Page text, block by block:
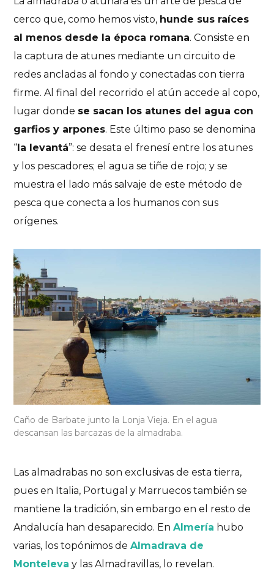
cerco que, como hemos visto, hunde sus raíces
al menos desde la época romana. Consiste en
la captura de atunes mediante un circuito de
redes ancladas al fondo y conectadas con tierra
firme. Al final del recorrido el atún accede al copo,
lugar donde se sacan los atunes del agua con
garfios y arpones. Este último paso se denomina
“la levantá”: se desata el frenesí entre los atunes
y los pescadores; el agua se tiñe de rojo; y se
muestra el lado más salvaje de este método de
pesca que conecta a los humanos con sus
orígenes.
Caño de Barbate junto la Lonja Vieja. En el agua
descansan las barcazas de la almadraba.
Las almadrabas no son exclusivas de esta tierra,
pues en Italia, Portugal y Marruecos también se
mantiene la tradición, sin embargo en el resto de
Andalucía han desaparecido. EnAlmería hubo
varias, los topónimos deAlmadrava de
Monteleva y las Almadravillas, lo revelan.